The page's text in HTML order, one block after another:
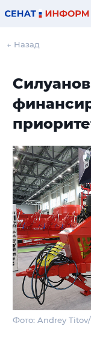
← Назад
Фото: Andrey